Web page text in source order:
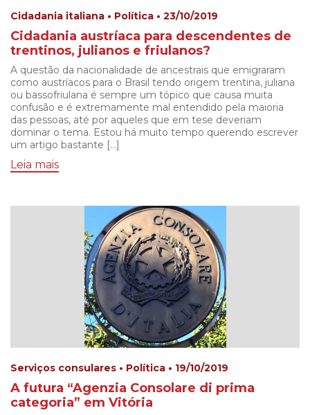
Cidadania italiana • Política • 23/10/2019
Cidadania austríaca para descendentes de
trentinos, julianos e friulanos?
A questão da nacionalidade de ancestrais que emigraram
como austríacos para o Brasil tendo origem trentina, juliana
ou bassofriulana é sempre um tópico que causa muita
confusão e é extremamente mal entendido pela maioria
das pessoas, até por aqueles que em tese deveriam
dominar o tema. Estou há muito tempo querendo escrever
um artigo bastante […]
Leia mais
Serviços consulares • Política • 19/10/2019
A futura “Agenzia Consolare di prima
categoria” em Vitória